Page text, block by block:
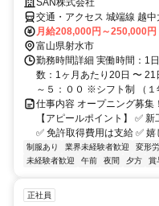
SAN株式会社
交通・アクセス 城端線 越
月給208,000円～250,000円
富山県射水市
勤務時間詳細 実働時間：1
数：1ヶ月あたり20日 〜 21
～５：００ ※シフト制 （１
仕事内容 オープニング募集
【アピールポイント】 ✅
✅ 免許取得費用は支給 ✅
制服あり 業界未経験者歓迎 変形
未経験者歓迎
午前 夜間 夕方 賞
正社員